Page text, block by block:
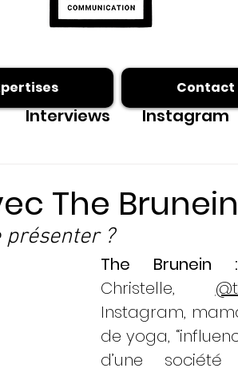
Interviews Instagram
The Brunein
présenter ?
The
Christelle,
Instagram,
de yoga,
d’une
Contact